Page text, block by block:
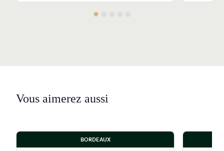
Vous aimerez aussi
BORDEAUX